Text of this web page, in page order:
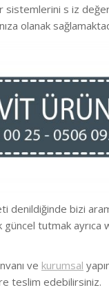
sistemlerini s iz
olanak
denildiğinde bizi
güncel tutmak
ve kurumsal
teslim edebilirsiniz.